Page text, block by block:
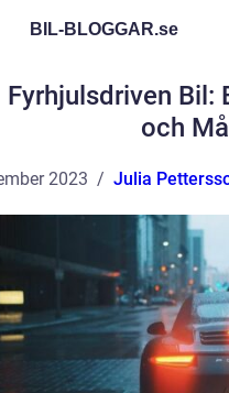
BIL-BLOGGAR.se
Bil:
och
2023 Julia